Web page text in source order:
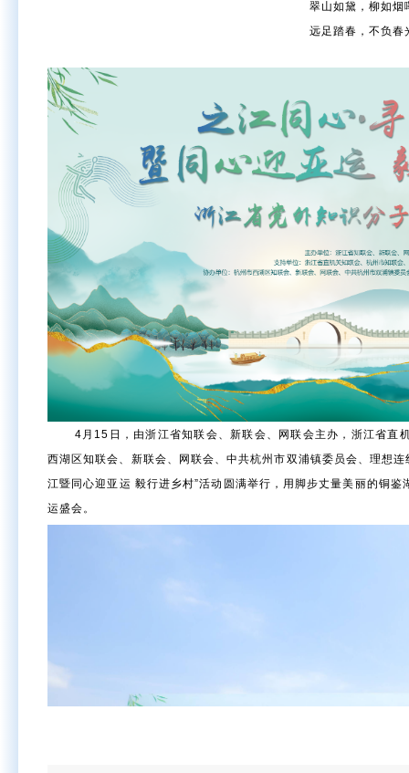
翠山如黛，柳如烟
远足踏春，不负春
4月15日，由浙江省知联会、新联会、网联会主办，浙江省直
西湖区知联会、新联会、网联会、中共杭州市双浦镇委员会、理想
江暨同心迎亚运 毅行进乡村”活动圆满举行，用脚步丈量美丽的铜
运盛会。